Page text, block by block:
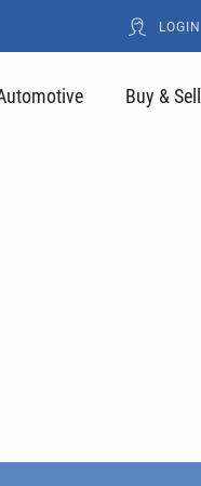
LOGIN
Buy & Sell